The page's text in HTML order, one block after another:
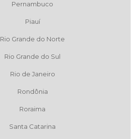
Pernambuco
Piauí
Rio Grande do Norte
Rio Grande do Sul
Rio de Janeiro
Rondônia
Roraima
Santa Catarina